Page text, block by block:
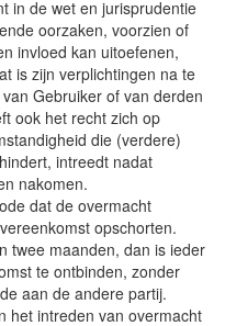
in de wet en jurisprudentie
oorzaken, voorzien of
invloed kan uitoefenen,
is zijn verplichtingen na te
Gebruiker of van derden
ook het recht zich op
die (verdere)
intreedt nadat
nakomen.
dat de overmacht
opschorten.
twee maanden, dan is ieder
te ontbinden, zonder
aan de andere partij.
het intreden van overmacht